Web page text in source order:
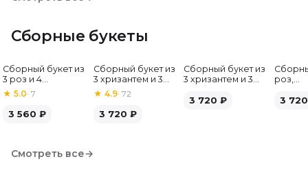
Сборные букеты
Сборный букет из
3 роз и 4
альстромерий
★ 5.0· 7
3 560 ₽
Хит
Сборный букет из
3 хризантем и 3
альстромерий
★ 4.9· 72
3 720 ₽
Сборный букет из
3 хризантем и 3
3 720 ₽
роз,
3 720
Смотреть все→